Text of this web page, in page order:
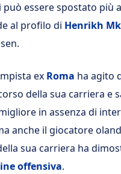
può essere spostato più
al profilo di Henrikh
ex Roma ha agito
della sua carriera e
in assenza di
anche il giocatore
sua carriera ha
offensiva.